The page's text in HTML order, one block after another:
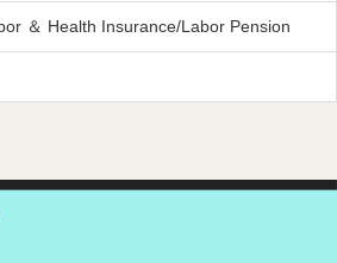
＆ Health Insurance/Labor Pension